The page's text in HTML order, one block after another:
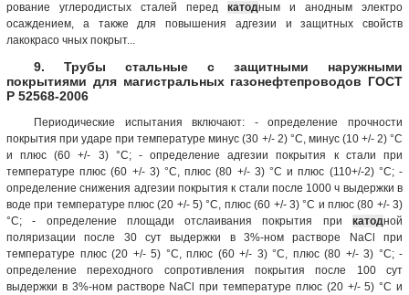
рование углеродистых сталей перед катодным и анодным электро
осаждением, а также для повышения адгезии и защитных свойств
лакокрасо чных покрыт...
9. Трубы стальные с защитными наружными
покрытиями для магистральных газонефтепроводов ГОСТ
Р 52568-2006
Периодические испытания включают: - определение прочности
покрытия при ударе при температуре минус (30 +/- 2) °C, минус (10 +/- 2) °C
и плюс (60 +/- 3) °C; - определение адгезии покрытия к стали при
температуре плюс (60 +/- 3) °C, плюс (80 +/- 3) °C и плюс (110+/-2) °C; -
определение снижения адгезии покрытия к стали после 1000 ч выдержки в
воде при температуре плюс (20 +/- 5) °C, плюс (60 +/- 3) °C и плюс (80 +/- 3)
°C; - определение площади отслаивания покрытия при катодной
поляризации после 30 сут выдержки в 3%-ном растворе NaCl при
температуре плюс (20 +/- 5) °C, плюс (60 +/- 3) °C, плюс (80 +/- 3) °C; -
определение переходного сопротивления покрытия после 100 сут
выдержки в 3%-ном растворе NaCl при температуре плюс (20 +/- 5) °C и